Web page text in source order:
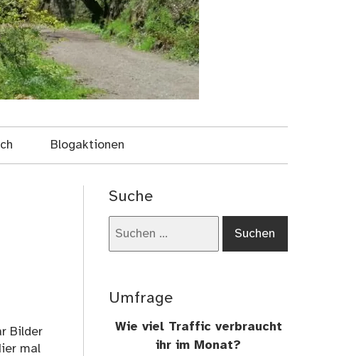
Blogaktionen
Bilder
mal
Suche
Umfrage
Wie viel Traffic verbraucht
ihr im Monat?